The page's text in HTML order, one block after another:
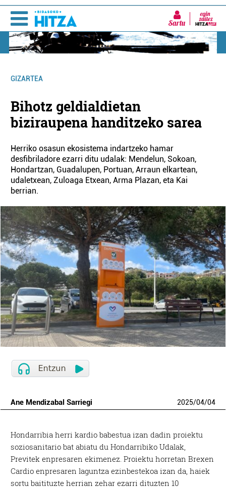
Sartu
GIZARTEA
Bihotz geldialdietan
biziraupena handitzeko sarea
Herriko osasun ekosistema indartzeko hamar
desfibriladore ezarri ditu udalak: Mendelun, Sokoan,
Hondartzan, Guadalupen, Portuan, Arraun elkartean,
udaletxean, Zuloaga Etxean, Arma Plazan, eta Kai
berrian.
Ane Mendizabal Sarriegi 2025/04/04
Hondarribia herri kardio babestua izan dadin proiektu
soziosanitario bat abiatu du Hondarribiko Udalak,
Previtek enpresaren ekimenez. Proiektu horretan Brexen
Cardio enpresaren laguntza ezinbestekoa izan da, haiek
sortu baitituzte herrian zehar ezarri dituzten 10